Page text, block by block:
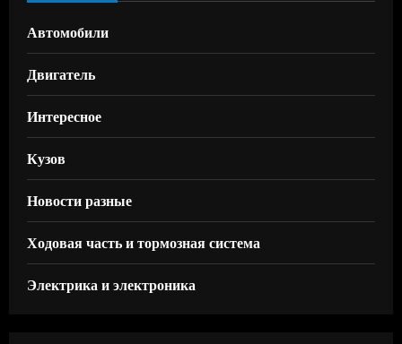
Автомобили
Двигатель
Интересное
Кузов
Новости разные
Ходовая часть и тормозная система
Электрика и электроника